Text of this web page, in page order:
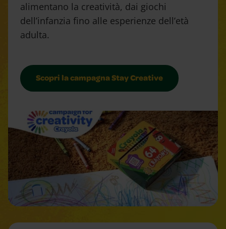
alimentano la creatività, dai giochi
dell’infanzia fino alle esperienze dell’età
adulta.
Scopri la campagna Stay Creative